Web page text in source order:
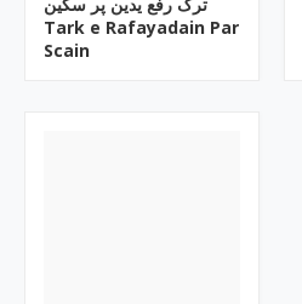
Tark e Rafayadain Par
Scain